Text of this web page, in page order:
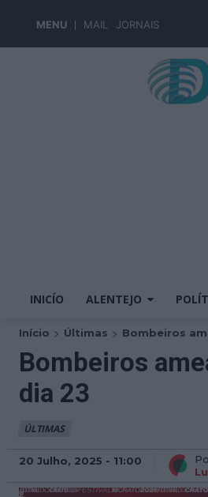
MENU MAIL JORNAIS
INICÍO ALENTEJO
Início Últimas Bombeiros
Bombeiros
dia 23
ÚLTIMAS
20 Julho, 2025 - 11:00